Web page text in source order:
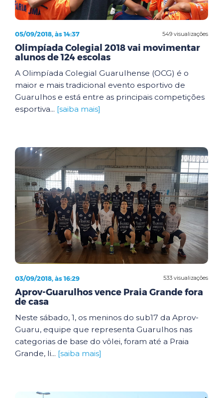
549 visualizações
05/09/2018, às 14:37
Olimpíada Colegial 2018 vai movimentar
alunos de 124 escolas
A Olimpíada Colegial Guarulhense (OCG) é o
maior e mais tradicional evento esportivo de
Guarulhos e está entre as principais competições
esportiva... [saiba mais]
533 visualizações
03/09/2018, às 16:29
Aprov-Guarulhos vence Praia Grande fora
de casa
Neste sábado, 1, os meninos do sub17 da Aprov-
Guaru, equipe que representa Guarulhos nas
categorias de base do vôlei, foram até a Praia
Grande, li... [saiba mais]